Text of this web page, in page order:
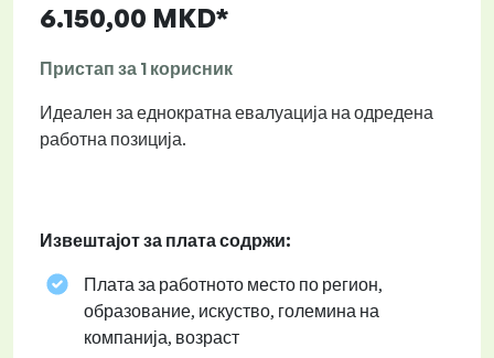
6.150,00 MKD*
Пристап за 1 корисник
Идеален за еднократна евалуација на одредена
работна позиција.
Извештајот за плата содржи:
Плата за работното место по регион,
образование, искуство, големина на
компанија, возраст